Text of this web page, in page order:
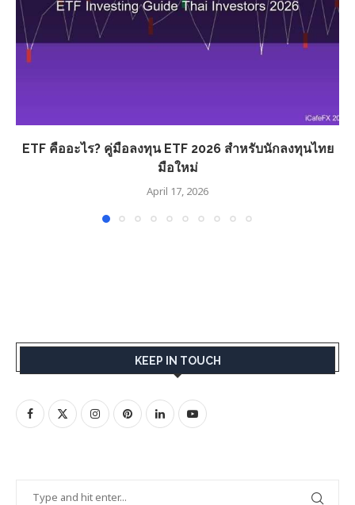
ETF คืออะไร? คู่มือลงทุน ETF 2026 สำหรับนักลงทุนไทย
มือใหม่
April 17, 2026
KEEP IN TOUCH